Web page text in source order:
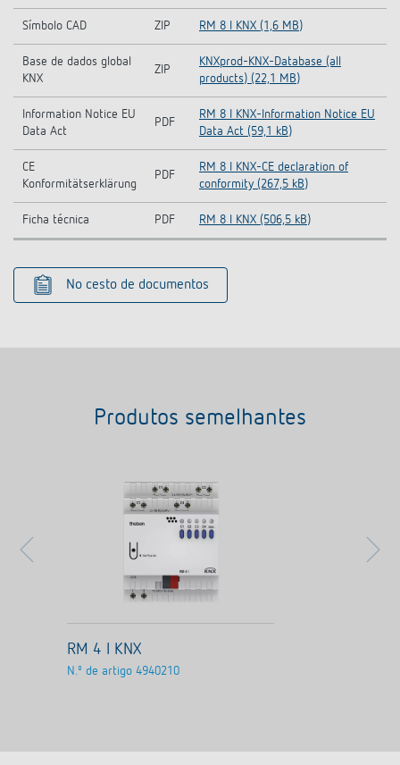
Símbolo CAD ZIP RM 8 I KNX (1,6 MB)
Base de dados global
KNX
ZIP
KNXprod-KNX-Database (all
products) (22,1 MB)
Information Notice EU
Data Act
PDF
RM 8 I KNX-Information Notice EU
Data Act (59,1 kB)
CE
Konformitätserklärung
PDF
RM 8 I KNX-CE declaration of
conformity (267,5 kB)
Ficha técnica PDF RM 8 I KNX (506,5 kB)
No cesto de documentos
Produtos semelhantes
RM 4 I KNX
N.º de artigo 4940210